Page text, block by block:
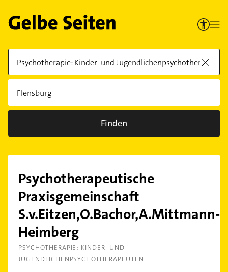
Finden
Psychotherapeutische
Praxisgemeinschaft
S.v.Eitzen,O.Bachor,A.Mittmann-
Heimberg
PSYCHOTHERAPIE: KINDER- UND
JUGENDLICHENPSYCHOTHERAPEUTEN